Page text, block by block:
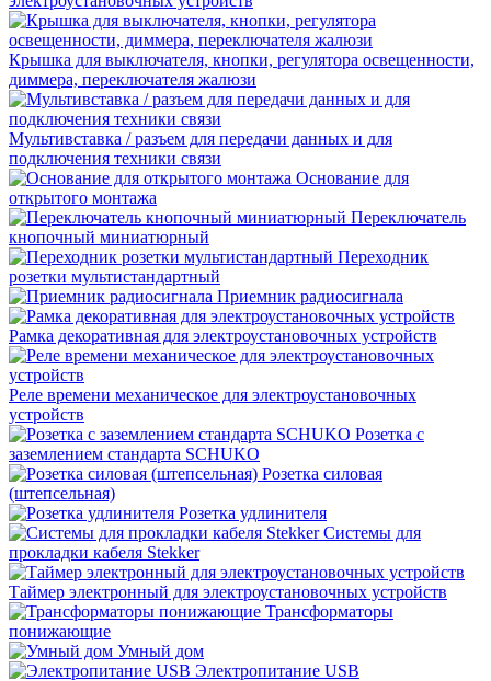
Крышка для выключателя, кнопки, регулятора освещенности,
диммера, переключателя жалюзи
Мультивставка / разъем для передачи данных и для
подключения техники связи
Основание для
открытого монтажа
Переключатель
кнопочный миниатюрный
Переходник
розетки мультистандартный
Приемник радиосигнала
Рамка декоративная для электроустановочных устройств
Реле времени механическое для электроустановочных
устройств
Розетка с
заземлением стандарта SCHUKO
Розетка силовая
(штепсельная)
Розетка удлинителя
Системы для
прокладки кабеля Stekker
Таймер электронный для электроустановочных устройств
Трансформаторы
понижающие
Умный дом
Электропитание USB